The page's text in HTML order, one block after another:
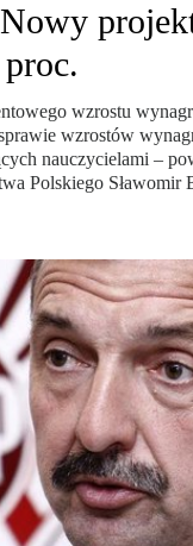
proc.
wzrostu
wzrostów
nauczycielami –
Polskiego Sławomir